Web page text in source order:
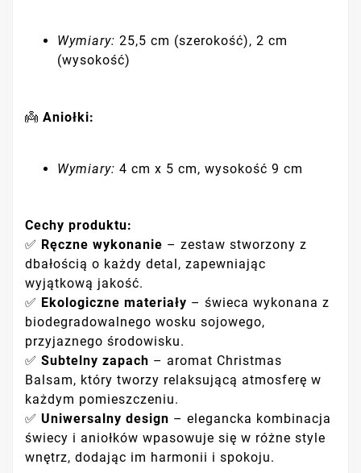
Wymiary: 25,5 cm (szerokość), 2 cm
(wysokość)
👼 Aniołki:
Wymiary: 4 cm x 5 cm, wysokość 9 cm
Cechy produktu:
✅ Ręczne wykonanie – zestaw stworzony z
dbałością o każdy detal, zapewniając
wyjątkową jakość.
✅ Ekologiczne materiały – świeca wykonana z
biodegradowalnego wosku sojowego,
przyjaznego środowisku.
✅ Subtelny zapach – aromat Christmas
Balsam, który tworzy relaksującą atmosferę w
każdym pomieszczeniu.
✅ Uniwersalny design – elegancka kombinacja
świecy i aniołków wpasowuje się w różne style
wnętrz, dodając im harmonii i spokoju.